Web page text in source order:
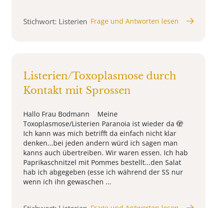
Stichwort: Listerien Frage und Antworten lesen
Listerien/Toxoplasmose durch
Kontakt mit Sprossen
Hallo Frau Bodmann Meine
Toxoplasmose/Listerien Paranoia ist wieder da 🫣
Ich kann was mich betrifft da einfach nicht klar
denken...bei jeden andern würd ich sagen man
kanns auch übertreiben. Wir waren essen. Ich hab
Paprikaschnitzel mit Pommes bestellt...den Salat
hab ich abgegeben (esse ich während der SS nur
wenn ich ihn gewaschen ...